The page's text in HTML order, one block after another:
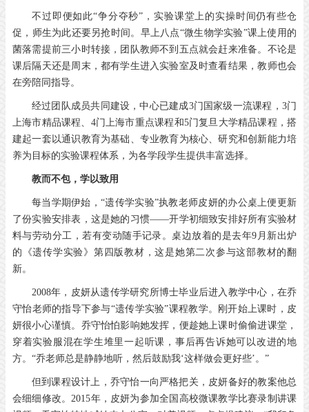
不过即便如此“争分夺秒”，实验课堂上的实操时间仍有些仓
促，师生为此还要另抢时间。早上八点“微生物学实验”课上使用的
菌落需提前三小时转接，团队教师不到五点就会赶来准备。不论是
课后隔天还是周末，都有学生进入实验室及时查看结果，教师也会
在旁陪同指导。
经过团队成员共同建设，中心已建成3门国家级一流课程，3门
上海市精品课程、4门上海市重点课程和5门复旦大学精品课程，搭
建起一套以通识教育为基础、专业教育为核心、研究和创新能力培
养为目标的实验课程体系，为各学段学生提供丰富选择。
教而不包，学以致用
每当学期伊始，“遗传学实验”执教老师皮妍的办公桌上便更新
了份实验安排表，这是她的习惯——开学初细致安排好所有实验材
料与劳动分工，若有变动随手记录。桌边放着的是去年9月新出炉
的《遗传学实验》第四版教材，这是她第二次参与这部教材的翻
新。
2008年，皮妍从遗传学研究所博士毕业后进入教学中心，在乔
守怡老师的指导下参与“遗传学实验”课程教学。刚开始上课时，皮
妍很小心谨慎。乔守怡怕影响她发挥，便趁她上课时偷偷进课堂，
穿着实验服混在学生堆里一起听课，事后再告诉她可以改进的地
方。“乔老师总是静静地听，然后鼓励我‘这样做会更好些’。”
但到课程设计上，乔守怡一向严格把关，皮妍备好的教案他总
会细细修改。2015年，皮妍为参加全国高校微课教学比赛录制讲课